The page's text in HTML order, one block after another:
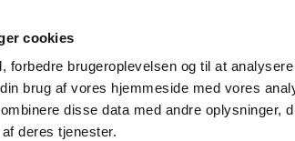
cookies
brugeroplevelsen og til at
brug af vores hjemmeside med vores
disse data med andre oplysninger,
deres tjenester.
Nyheder 13-17 år